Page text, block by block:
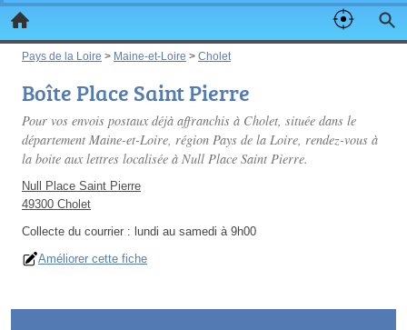
Pays de la Loire > Maine-et-Loire > Cholet
Boîte Place Saint Pierre
Pour vos envois postaux déjà affranchis à Cholet, située dans le
département Maine-et-Loire, région Pays de la Loire, rendez-vous à
la boite aux lettres localisée à Null Place Saint Pierre.
Null Place Saint Pierre
49300 Cholet
Collecte du courrier : lundi au samedi à 9h00
Améliorer cette fiche